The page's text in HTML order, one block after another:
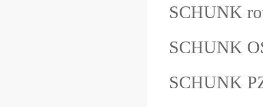
SCHUNK
SCHUNK
SCHUNK